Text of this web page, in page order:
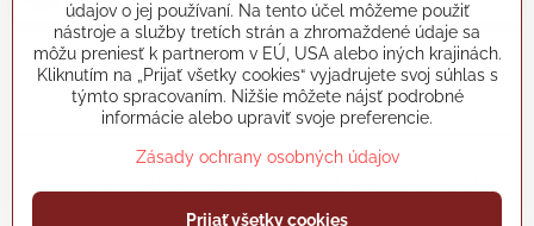
koikapre/?ref=hl
©2026Copyright
údajov o jej používaní. Na tento účel môžeme použiť
nástroje a služby tretích strán a zhromaždené údaje sa
môžu preniesť k partnerom v EÚ, USA alebo iných krajinách.
Kliknutím na „Prijať všetky cookies“ vyjadrujete svoj súhlas s
týmto spracovaním. Nižšie môžete nájsť podrobné
informácie alebo upraviť svoje preferencie.
Zásady ochrany osobných údajov
Prijať všetky cookies